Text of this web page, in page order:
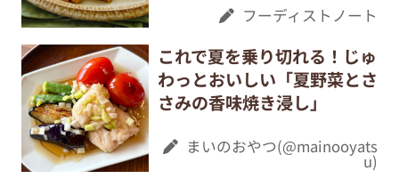
フーディストノート
これで夏を乗り切れる！じゅ
わっとおいしい「夏野菜とさ
さみの香味焼き浸し」
まいのおやつ(@mainooyats
u)